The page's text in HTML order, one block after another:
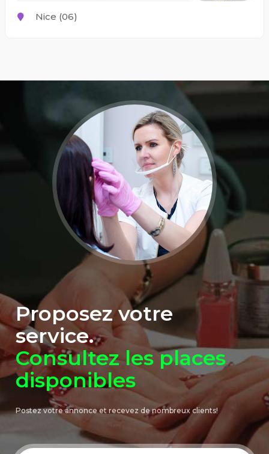
Nice (06)
Proposez votre
service.
Consultez les places
disponibles
Postez votre annonce et recevez de nombreux clients!